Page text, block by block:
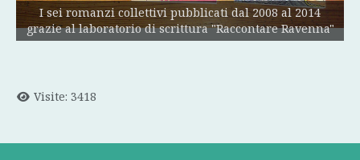
I sei romanzi collettivi pubblicati dal 2008 al 2014
grazie al laboratorio di scrittura "Raccontare Ravenna"
Visite: 3418